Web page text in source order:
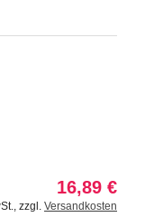
16,89 €
zzgl. Versandkosten